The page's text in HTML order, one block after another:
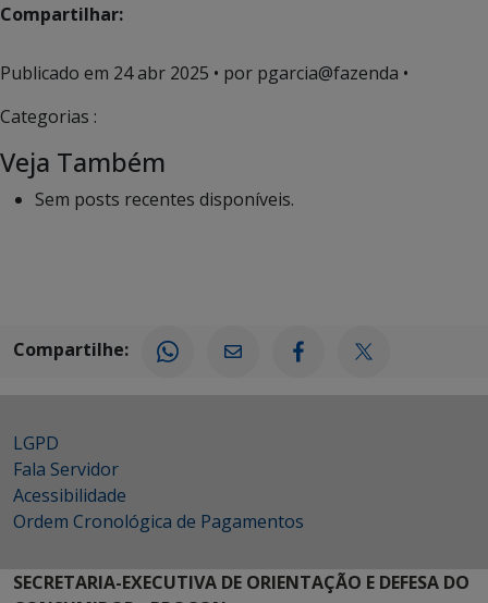
Compartilhar:
Publicado em 24 abr 2025 • por pgarcia@fazenda •
Categorias :
Veja Também
Sem posts recentes disponíveis.
Compartilhe:
LGPD
Fala Servidor
Acessibilidade
Ordem Cronológica de Pagamentos
SECRETARIA-EXECUTIVA DE ORIENTAÇÃO E DEFESA DO